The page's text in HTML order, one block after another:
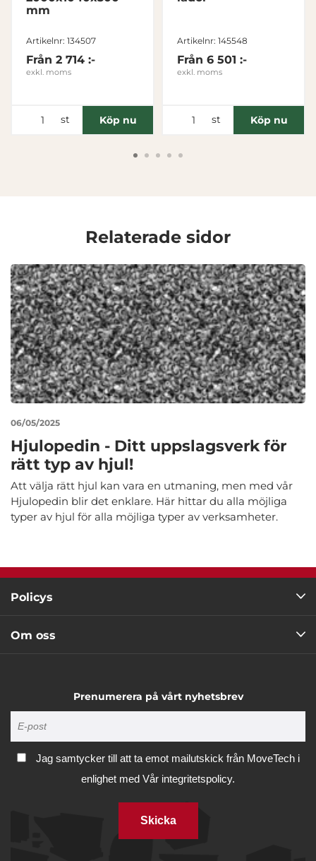
Inställningar
Statistik
Tillåt urval
Avvisa
mm
Artikelnr: 134507
Från 2 714 :-
exkl. moms
st Köp nu
Artikelnr: 145548
Från 6 501 :-
exkl. moms
st Köp nu
Relaterade sidor
06/05/2025
Hjulopedin - Ditt uppslagsverk för
rätt typ av hjul!
Att välja rätt hjul kan vara en utmaning, men med vår
Hjulopedin blir det enklare. Här hittar du alla möjliga
typer av hjul för alla möjliga typer av verksamheter.
Policys
Om oss
Prenumerera på vårt nyhetsbrev
Jag samtycker till att ta emot mailutskick från MoveTech i
enlighet med Vår integritetspolicy.
Skicka